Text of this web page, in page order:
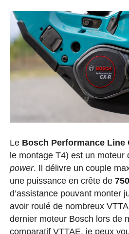
Le Bosch Performance Line
le montage T4) est un moteur
power. Il délivre un couple
une puissance en crête de
d’assistance pouvant monter
avoir roulé de nombreux
dernier moteur Bosch lors de
comparatif VTTAE, je peux